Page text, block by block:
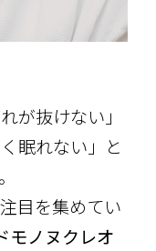
が抜けない」
眠れない」と
目を集めてい
モノヌクレオ